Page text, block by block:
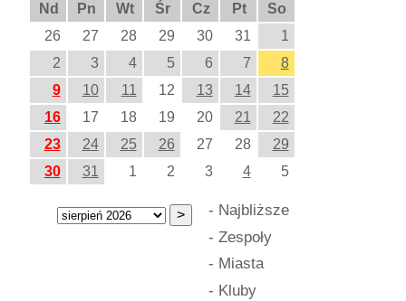
Nd Pn Wt Śr Cz Pt
So
26
27 28 29 30 31
1
2
3 4 5 6 7
8
9
10 11 12 13 14
15
16
17 18 19 20 21
22
23
24 25 26 27 28
29
30
31 1 2 3 4 5
- Najbliższe
- Zespoły
- Miasta
- Kluby